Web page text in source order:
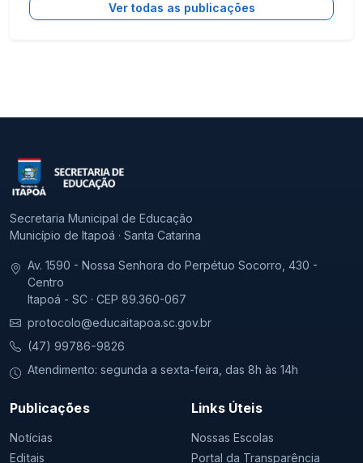
Ver todas as publicações
Secretaria Municipal de Educação
Município de Itapoá · Santa Catarina
Av. 1590 - Nossa Senhora do Perpétuo Socorro, 430 -
Centro
Itapoá - SC · CEP 89.360-067
protocolo@educaitapoa.sc.gov.br
(47) 99786-9826
Atendimento: segunda a sexta-feira, das 8h às 14h
Publicações
Notícias
Editais
Links Úteis
Nossas Escolas
Portal da Transparência